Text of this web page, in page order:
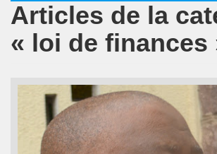
Articles de la
« loi de finances